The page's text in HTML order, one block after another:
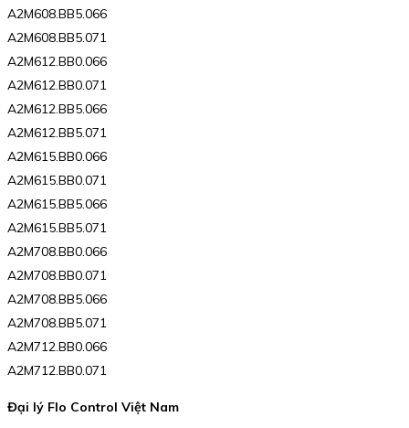
A2M608.BB5.066
A2M608.BB5.071
A2M612.BB0.066
A2M612.BB0.071
A2M612.BB5.066
A2M612.BB5.071
A2M615.BB0.066
A2M615.BB0.071
A2M615.BB5.066
A2M615.BB5.071
A2M708.BB0.066
A2M708.BB0.071
A2M708.BB5.066
A2M708.BB5.071
A2M712.BB0.066
A2M712.BB0.071
Đại lý Flo Control Việt Nam